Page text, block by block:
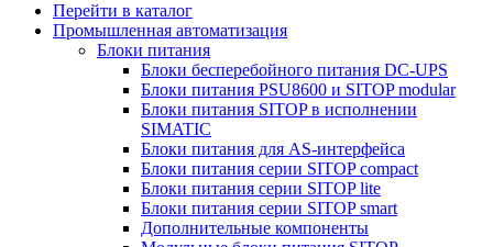
Перейти в каталог
Промышленная автоматизация
Блоки питания
Блоки бесперебойного питания DC-UPS
Блоки питания PSU8600 и SITOP modular
Блоки питания SITOP в исполнении
SIMATIC
Блоки питания для AS-интерфейса
Блоки питания серии SITOP compact
Блоки питания серии SITOP lite
Блоки питания серии SITOP smart
Дополнительные компоненты